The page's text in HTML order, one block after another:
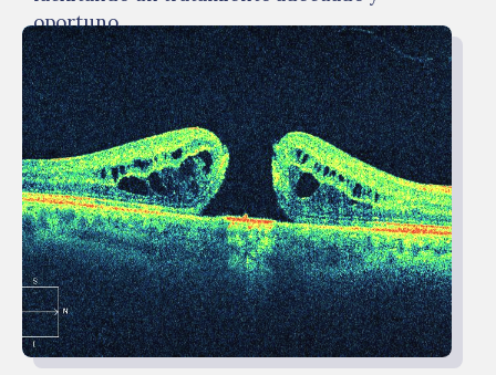
oportuno.